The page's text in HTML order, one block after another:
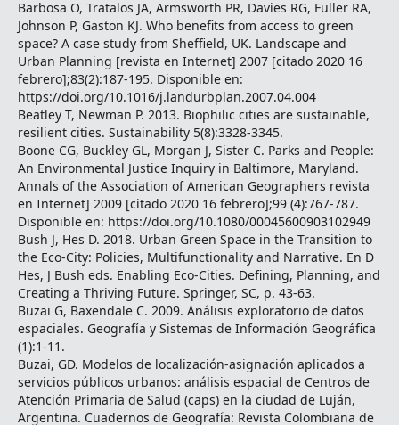
Barbosa O, Tratalos JA, Armsworth PR, Davies RG, Fuller RA,
Johnson P, Gaston KJ. Who benefits from access to green
space? A case study from Sheffield, UK. Landscape and
Urban Planning [revista en Internet] 2007 [citado 2020 16
febrero];83(2):187-195. Disponible en:
https://doi.org/10.1016/j.landurbplan.2007.04.004
Beatley T, Newman P. 2013. Biophilic cities are sustainable,
resilient cities. Sustainability 5(8):3328-3345.
Boone CG, Buckley GL, Morgan J, Sister C. Parks and People:
An Environmental Justice Inquiry in Baltimore, Maryland.
Annals of the Association of American Geographers revista
en Internet] 2009 [citado 2020 16 febrero];99 (4):767-787.
Disponible en: https://doi.org/10.1080/00045600903102949
Bush J, Hes D. 2018. Urban Green Space in the Transition to
the Eco-City: Policies, Multifunctionality and Narrative. En D
Hes, J Bush eds. Enabling Eco-Cities. Defining, Planning, and
Creating a Thriving Future. Springer, SC, p. 43-63.
Buzai G, Baxendale C. 2009. Análisis exploratorio de datos
espaciales. Geografía y Sistemas de Información Geográfica
(1):1-11.
Buzai, GD. Modelos de localización-asignación aplicados a
servicios públicos urbanos: análisis espacial de Centros de
Atención Primaria de Salud (caps) en la ciudad de Luján,
Argentina. Cuadernos de Geografía: Revista Colombiana de